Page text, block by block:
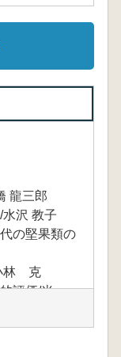
龍三郎
沢 教子
の堅果類の
林 克
評価/米
・中久保